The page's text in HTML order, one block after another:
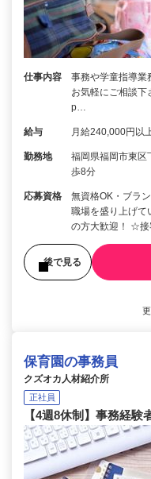
仕事内容
事務や学童指導業
お気軽にご相談下
p…
給与 月給240,000円以
勤務地
福岡県福岡市東区
歩8分
応募資格
無資格OK・ブラ
職場を盛り上げて
の方大歓迎！ ☆接
後で見る
保育園の事務員
クズオカ人材紹介所
正社員
【4週8休制】事務経